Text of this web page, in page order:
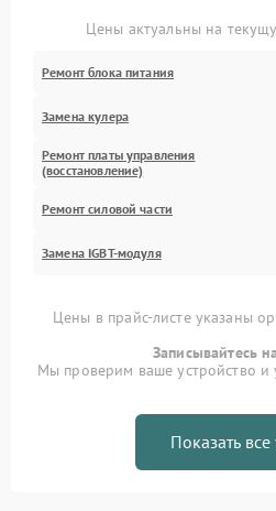
Цены актуальны на
Ремонт блока питания
Замена кулера
Ремонт платы управления
(восстановление)
Ремонт силовой части
Замена IGBT-модуля
Цены в прайс-листе указаны
Записывайтесь
Мы проверим ваше устройство и
Показать все